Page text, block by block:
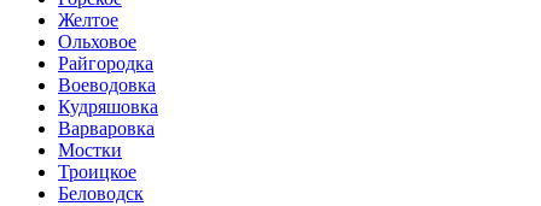
Желтое
Ольховое
Райгородка
Воеводовка
Кудряшовка
Варваровка
Мостки
Троицкое
Беловодск